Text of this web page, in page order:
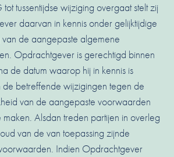
tussentijdse wijziging overgaat stelt zij
daarvan in kennis onder gelijktijdige
de aangepaste algemene
Opdrachtgever is gerechtigd binnen
de datum waarop hij in kennis is
de betreffende wijzigingen tegen de
van de aangepaste voorwaarden
Alsdan treden partijen in overleg
van de van toepassing zijnde
Indien Opdrachtgever